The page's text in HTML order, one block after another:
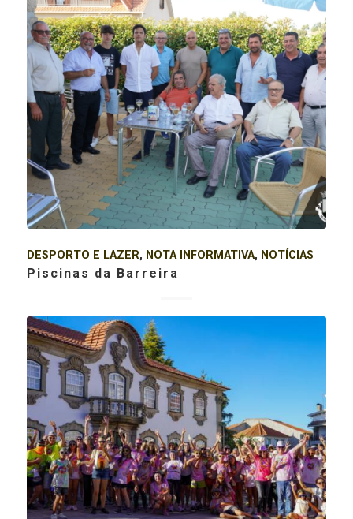
DESPORTO E LAZER, NOTA INFORMATIVA, NOTÍCIAS
Piscinas da Barreira